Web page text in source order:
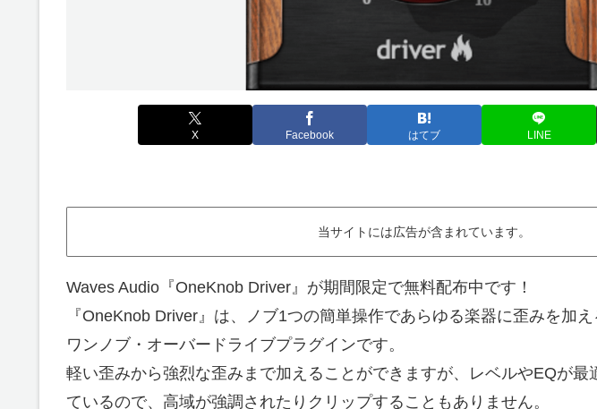
X Facebook はてブ LINE
当サイトには広告が含まれています。
Waves Audio『OneKnob Driver』が期間限定で無料配布中です！
『OneKnob Driver』は、ノブ1つの簡単操作であらゆる楽器に歪みを加
ワンノブ・オーバードライブプラグインです。
軽い歪みから強烈な歪みまで加えることができますが、レベルやEQが最
ているので、高域が強調されたりクリップすることもありません。